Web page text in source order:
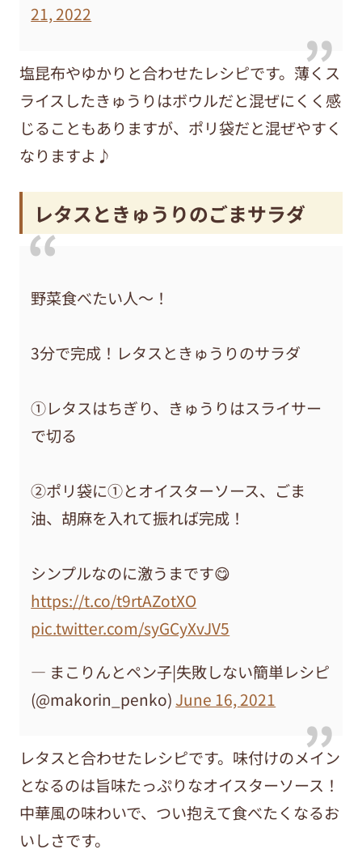
21, 2022
塩昆布やゆかりと合わせたレシピです。薄くス
ライスしたきゅうりはボウルだと混ぜにくく感
じることもありますが、ポリ袋だと混ぜやすく
なりますよ♪
レタスときゅうりのごまサラダ
野菜食べたい人〜！
3分で完成！レタスときゅうりのサラダ
①レタスはちぎり、きゅうりはスライサー
で切る
②ポリ袋に①とオイスターソース、ごま
油、胡麻を入れて振れば完成！
シンプルなのに激うまです😋
https://t.co/t9rtAZotXO
pic.twitter.com/syGCyXvJV5
— まこりんとペン子|失敗しない簡単レシピ
(@makorin_penko) June 16, 2021
レタスと合わせたレシピです。味付けのメイン
となるのは旨味たっぷりなオイスターソース！
中華風の味わいで、つい抱えて食べたくなるお
いしさです。